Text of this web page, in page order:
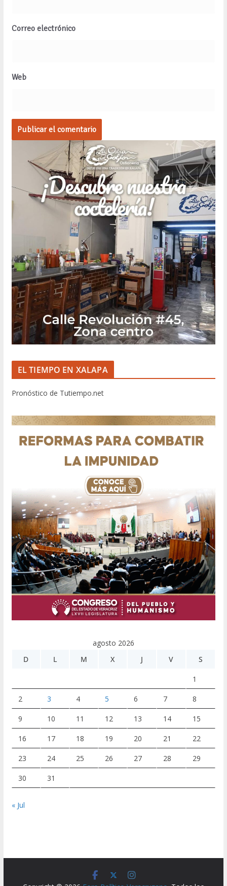
Correo electrónico
Web
EL TIEMPO EN XALAPA
Pronóstico de Tutiempo.net
agosto 2026
D
L M X J V S
1
2 3 4 5 6 7 8
9 10 11 12 13 14 15
16 17 18 19 20 21 22
23 24 25 26 27 28 29
30 31
« Jul